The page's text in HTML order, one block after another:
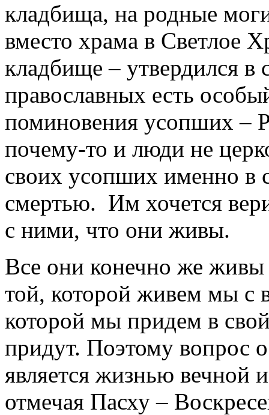
кладбища, на родные
вместо храма в Светлое
кладбище – утвердился в
православных есть
поминовения усопших –
почему-то и люди не
своих усопших именно в
смертью. Им хочется
с ними, что они живы.
Все они конечно же
той, которой живем мы с
которой мы придем в
придут. Поэтому вопрос
является жизнью вечной
отмечая Пасху –